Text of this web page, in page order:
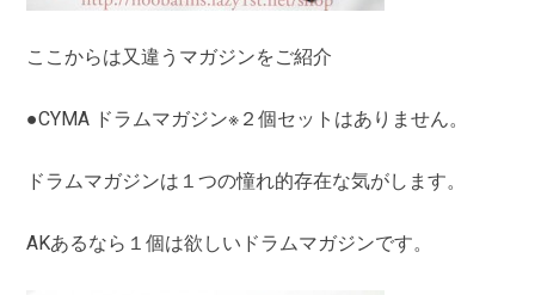
ここからは又違うマガジンをご紹介
●CYMA ドラムマガジン※２個セットはありません。
ドラムマガジンは１つの憧れ的存在な気がします。
AKあるなら１個は欲しいドラムマガジンです。